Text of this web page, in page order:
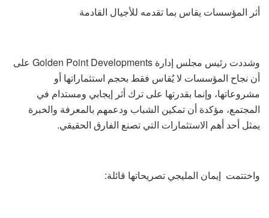
أثر المؤسسات يقاس بما تقدمه للأجيال القادمة
وشددت رئيس مجلس إدارة Golden Point Developments على
أن نجاح المؤسسات لا يُقاس فقط بحجم استثماراتها أو
مشروعاتها، وإنما بقدرتها على ترك أثر إيجابي ومستدام في
المجتمع، مؤكدة أن تمكين الشباب ودعمهم بالمعرفة والخبرة
يمثل أحد أهم الاستثمارات التي تصنع الفارق الحقيقي.
واختتمت إيمان المليجي تصريحاتها قائلة: